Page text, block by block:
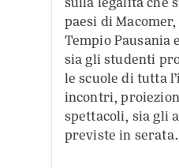
paesi di
Tempio Pausania
sia gli studenti
le scuole di tutta
incontri,
spettacoli, sia gli
previste in serata.